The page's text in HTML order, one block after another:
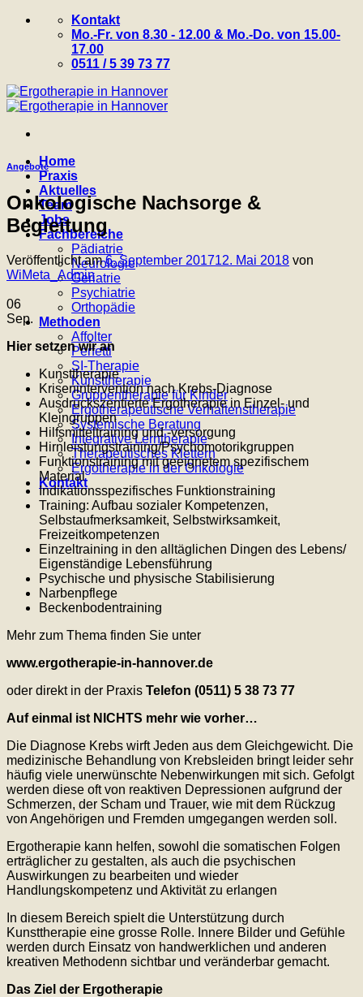
Zum
Kontakt
Mo.-Fr. von 8.30 - 12.00 & Mo.-Do. von 15.00-
17.00
0511 / 5 39 73 77
Home
Praxis
Aktuelles
Team
Jobs
Fachbereiche
Pädiatrie
Neurologie
Geriatrie
Psychiatrie
Orthopädie
Methoden
Affolter
Perfetti
SI-Therapie
Kunsttherapie
Gruppentherapie für Kinder
Ergotherapeutische Verhaltenstherapie
Systemische Beratung
Integrative Lerntherapie
Therapeutisches Klettern
Ergotherapie in der Onkologie
Kontakt
Angebote
Onkologische Nachsorge &
Begleitung
Veröffentlicht am6. September 201712. Mai 2018 von
WiMeta_Admin
06
Sep.
Hier setzen wir an
Kunsttherapie
Krisenintervention nach Krebs-Diagnose
Ausdruckszentierte Ergotherapie in Einzel- und
Kleingruppen
Hilfsmitteltraining und -versorgung
Hirnleistungstraining/Psychomotorikgruppen
Funktionstraining mit geeignetem spezifischem
Material
Indikationsspezifisches Funktionstraining
Training: Aufbau sozialer Kompetenzen,
Selbstaufmerksamkeit, Selbstwirksamkeit,
Freizeitkompetenzen
Einzeltraining in den alltäglichen Dingen des Lebens/
Eigenständige Lebensführung
Psychische und physische Stabilisierung
Narbenpflege
Beckenbodentraining
Mehr zum Thema finden Sie unter
www.ergotherapie-in-hannover.de
oder direkt in der Praxis Telefon (0511) 5 38 73 77
Auf einmal ist NICHTS mehr wie vorher…
Die Diagnose Krebs wirft Jeden aus dem Gleichgewicht. Die
medizinische Behandlung von Krebsleiden bringt leider sehr
häufig viele unerwünschte Nebenwirkungen mit sich. Gefolgt
werden diese oft von reaktiven Depressionen aufgrund der
Schmerzen, der Scham und Trauer, wie mit dem Rückzug
von Angehörigen und Fremden umgegangen werden soll.
Ergotherapie kann helfen, sowohl die somatischen Folgen
erträglicher zu gestalten, als auch die psychischen
Auswirkungen zu bearbeiten und wieder
Handlungskompetenz und Aktivität zu erlangen
In diesem Bereich spielt die Unterstützung durch
Kunsttherapie eine grosse Rolle. Innere Bilder und Gefühle
werden durch Einsatz von handwerklichen und anderen
kreativen Methodenn sichtbar und veränderbar gemacht.
Das Ziel der Ergotherapie